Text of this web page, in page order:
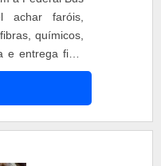
peças para
Com foco na
oferece itens
canaletas,
outras
achar faróis,
químicos,
entrega final
SOBRE O
com uma
alumínio, é